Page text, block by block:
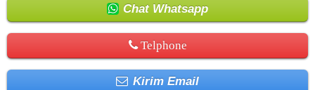
Chat Whatsapp
Telphone
Kirim Email